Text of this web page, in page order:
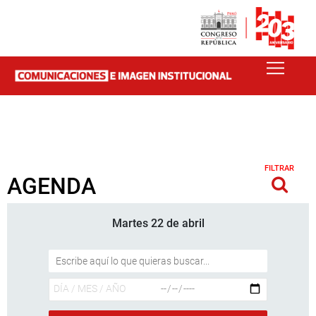
AGENDA
FILTRAR
Martes 22 de abril